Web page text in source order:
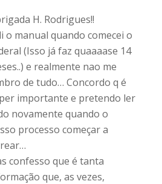
H. Rodrigues!!
o manual quando comecei o
(Isso já faz quaaaase 14
e realmente nao me
de tudo… Concordo q é
importante e pretendo ler
novamente quando o
processo começar a
confesso que é tanta
que, as vezes,